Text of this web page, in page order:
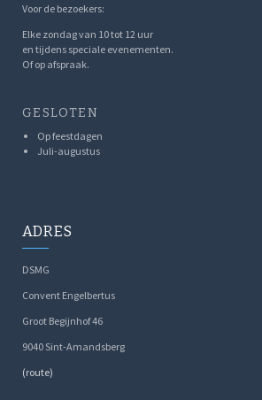
Voor de bezoekers:
Elke zondag van 10 tot 12 uur
en tijdens speciale evenementen.
Of op afspraak.
GESLOTEN
Op feestdagen
Juli-augustus
ADRES
DSMG
Convent Engelbertus
Groot Begijnhof 46
9040 Sint-Amandsberg
(route)